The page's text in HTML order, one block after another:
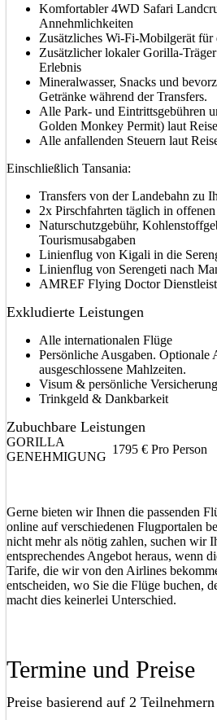
Komfortabler 4WD Safari
Annehmlichkeiten
Zusätzliches Wi-Fi-Mobilgerät für
Zusätzlicher lokaler Gorilla-
Erlebnis
Mineralwasser, Snacks und
Getränke während der Transfers.
Alle Park- und Eintrittsgebühren
Golden Monkey Permit) laut
Alle anfallenden Steuern laut
Einschließlich Tansania:
Transfers von der Landebahn zu
2x Pirschfahrten täglich in
Naturschutzgebühr,
Tourismusabgaben
Linienflug von Kigali in die
Linienflug von Serengeti nach
AMREF Flying Doctor
Exkludierte Leistungen
Alle internationalen Flüge
Persönliche Ausgaben. Optionale
ausgeschlossene Mahlzeiten.
Visum & persönliche Versicherung
Trinkgeld & Dankbarkeit
Zubuchbare Leistungen
GORILLA
GENEHMIGUNG
1795 € Pro Person
Gerne bieten wir Ihnen die passenden
online auf verschiedenen Flugportalen
nicht mehr als nötig zahlen, suchen wir
entsprechendes Angebot heraus, wenn
Tarife, die wir von den Airlines
entscheiden, wo Sie die Flüge buchen,
macht dies keinerlei Unterschied.
Termine und Preise
Preise basierend auf 2 Teilnehmern